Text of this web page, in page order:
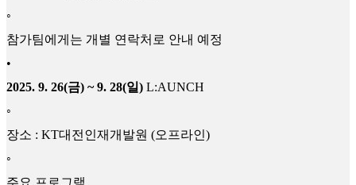
◦
참가팀에게는 개별 연락처로 안내 예정
•
2025. 9. 26(금) ~ 9. 28(일) L:AUNCH
◦
장소 : KT대전인재개발원 (오프라인)
◦